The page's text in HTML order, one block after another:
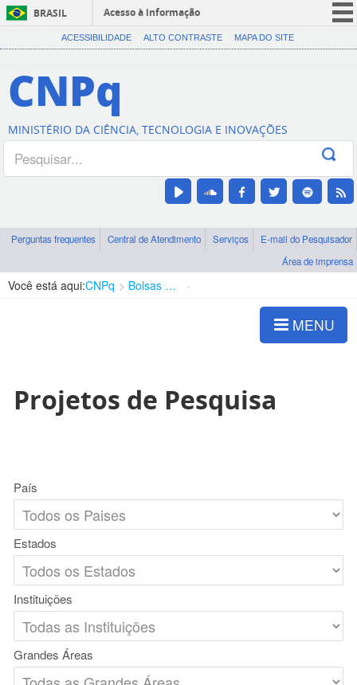
BRASIL
Acesso à informação
CORONAVÍRUS (COVID-19)
Canais
ACESSIBILIDADE ALTO CONTRASTE MAPA DO SITE
CNPq
MINISTÉRIO DA CIÊNCIA, TECNOLOGIA E INOVAÇÕES
Perguntas frequentes Central de Atendimento Serviços
E-mail do Pesquisador
Área de imprensa
Você está aqui:CNPq Bolsas e Auxílios Vigentes
MENU
Projetos de Pesquisa
País
Estados
Instituições
Grandes Áreas